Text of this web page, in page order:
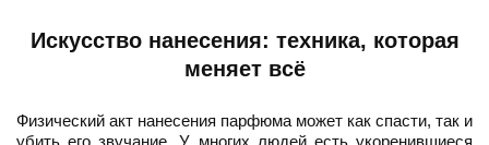
Искусство нанесения: техника, которая
меняет всё
Физический акт нанесения парфюма может как спасти, так и